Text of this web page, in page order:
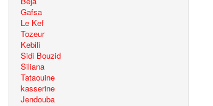
Gafsa
Le Kef
Tozeur
Kebili
Sidi Bouzid
Siliana
Tataouine
kasserine
Jendouba